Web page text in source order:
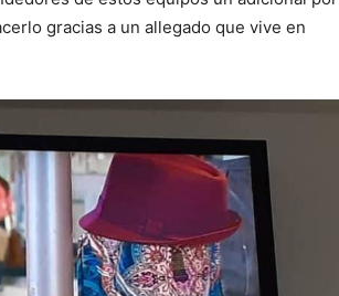
gracias a un allegado que vive en